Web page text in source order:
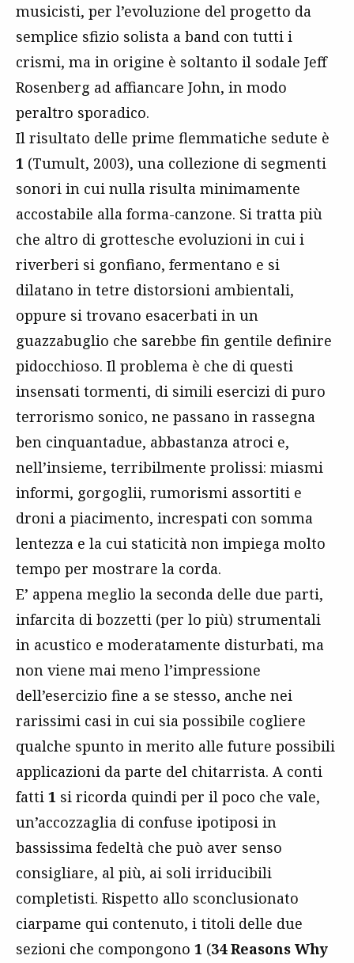
musicisti, per l’evoluzione del progetto da
semplice sfizio solista a band con tutti i
crismi, ma in origine è soltanto il sodale Jeff
Rosenberg ad affiancare John, in modo
peraltro sporadico.
Il risultato delle prime flemmatiche sedute è
1 (Tumult, 2003), una collezione di segmenti
sonori in cui nulla risulta minimamente
accostabile alla forma-canzone. Si tratta più
che altro di grottesche evoluzioni in cui i
riverberi si gonfiano, fermentano e si
dilatano in tetre distorsioni ambientali,
oppure si trovano esacerbati in un
guazzabuglio che sarebbe fin gentile definire
pidocchioso. Il problema è che di questi
insensati tormenti, di simili esercizi di puro
terrorismo sonico, ne passano in rassegna
ben cinquantadue, abbastanza atroci e,
nell’insieme, terribilmente prolissi: miasmi
informi, gorgoglii, rumorismi assortiti e
droni a piacimento, increspati con somma
lentezza e la cui staticità non impiega molto
tempo per mostrare la corda.
E’ appena meglio la seconda delle due parti,
infarcita di bozzetti (per lo più) strumentali
in acustico e moderatamente disturbati, ma
non viene mai meno l’impressione
dell’esercizio fine a se stesso, anche nei
rarissimi casi in cui sia possibile cogliere
qualche spunto in merito alle future possibili
applicazioni da parte del chitarrista. A conti
fatti 1 si ricorda quindi per il poco che vale,
un’accozzaglia di confuse ipotiposi in
bassissima fedeltà che può aver senso
consigliare, al più, ai soli irriducibili
completisti. Rispetto allo sconclusionato
ciarpame qui contenuto, i titoli delle due
sezioni che compongono 1 (34 Reasons Why